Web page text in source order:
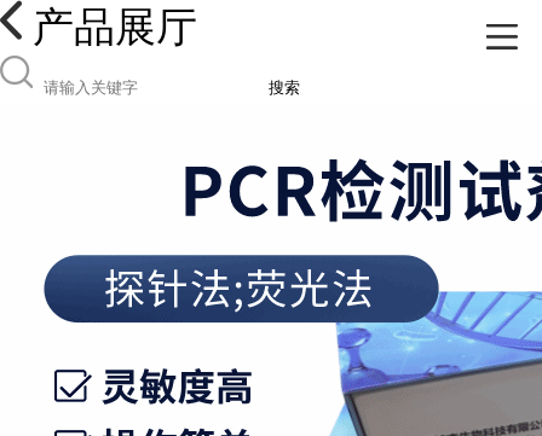
产品展厅
搜索